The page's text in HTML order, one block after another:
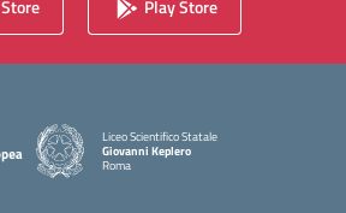
Play Store
Liceo Scientifico Statale
Giovanni Keplero
Roma